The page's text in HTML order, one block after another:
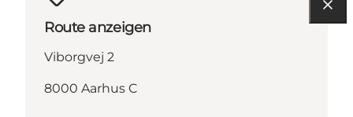
Route anzeigen
Viborgvej 2
8000 Aarhus C